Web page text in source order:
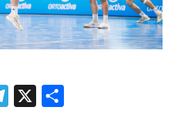
T
X